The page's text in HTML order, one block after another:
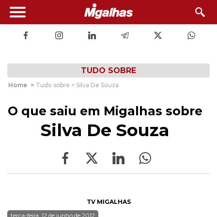
TUDO SOBRE
Home > Tudo sobre > Silva De Souza
O que saiu em Migalhas sobre
Silva De Souza
TV MIGALHAS
terça-feira, 12 de junho de 2012